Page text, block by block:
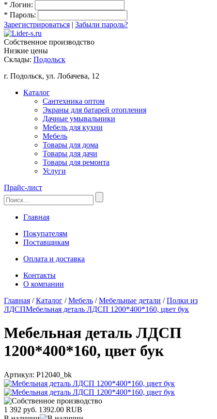
* Логин:
* Пароль:
Зарегистрироваться | Забыли пароль?
Собственное производство
Низкие цены
Склады: Подольск
г. Подольск, ул. Лобачева, 12
Каталог
Сантехника оптом
Экраны для батарей отопления
Дачные умывальники
Мебель для кухни
Мебель
Товары для дома
Товары для дачи
Товары для ремонта
Услуги
Прайс-лист
Главная
Покупателям
Поставщикам
Оплата и доставка
Контакты
О компании
Главная /Каталог /Мебель /Мебельные детали /Полки из
ЛДСПМебельная деталь ЛДСП 1200*400*160, цвет бук
Мебельная деталь ЛДСП
1200*400*160, цвет бук
Артикул: P12040_bk
1 392 руб. 1392.00 RUB